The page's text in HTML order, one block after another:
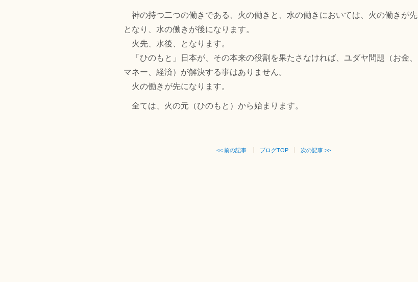
神の持つ二つの働きである、火の働きと、水の働きにおいては、火の働きが先
となり、水の働きが後になります。
火先、水後、となります。
「ひのもと」日本が、その本来の役割を果たさなければ、ユダヤ問題（お金、
マネー、経済）が解決する事はありません。
火の働きが先になります。
全ては、火の元（ひのもと）から始まります。
<< 前の記事 ブログTOP 次の記事 >>